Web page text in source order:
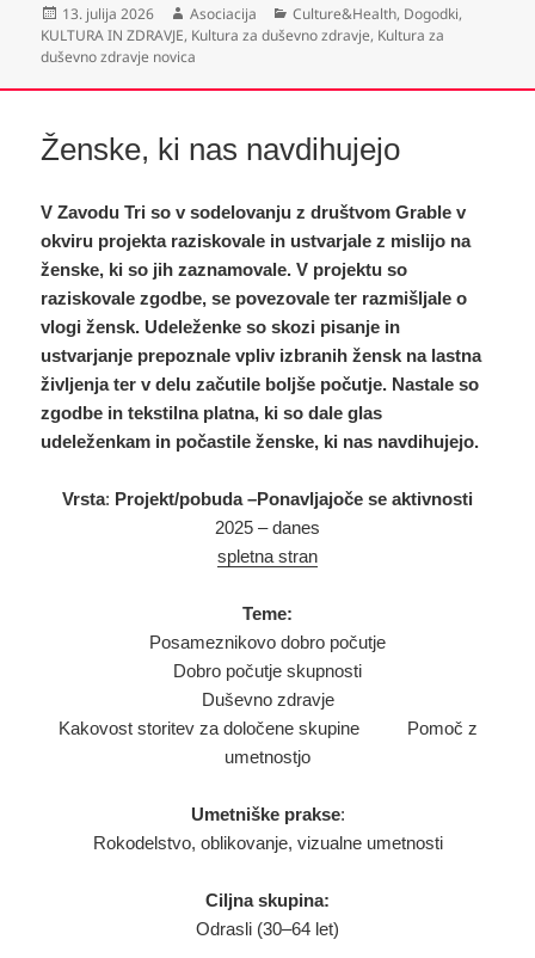
Objavljeno
dne
13. julija 2026 Avtor
Asociacija Kategorije
Culture&Health, Dogodki,
KULTURA IN ZDRAVJE, Kultura za duševno zdravje, Kultura za
duševno zdravje novica
Ženske, ki nas navdihujejo
V Zavodu Tri so v sodelovanju z društvom Grable v
okviru projekta raziskovale in ustvarjale z mislijo na
ženske, ki so jih zaznamovale. V projektu so
raziskovale zgodbe, se povezovale ter razmišljale o
vlogi žensk. Udeleženke so skozi pisanje in
ustvarjanje prepoznale vpliv izbranih žensk na lastna
življenja ter v delu začutile boljše počutje. Nastale so
zgodbe in tekstilna platna, ki so dale glas
udeleženkam in počastile ženske, ki nas navdihujejo.
Vrsta: Projekt/pobuda –Ponavljajoče se aktivnosti
2025 – danes
spletna stran
Teme:
Posameznikovo dobro počutje
Dobro počutje skupnosti
Duševno zdravje
Kakovost storitev za določene skupine Pomoč z
umetnostjo
Umetniške prakse:
Rokodelstvo, oblikovanje, vizualne umetnosti
Ciljna skupina:
Odrasli (30–64 let)